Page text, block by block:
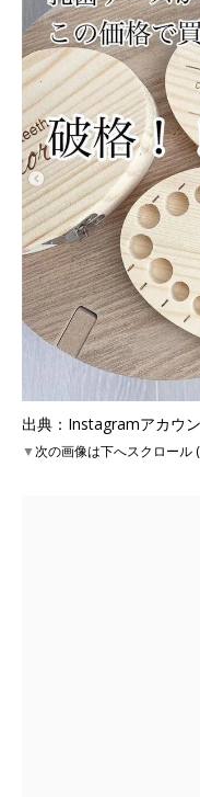
出典：Instagramアカウン
▼次の画像は下へスクロール